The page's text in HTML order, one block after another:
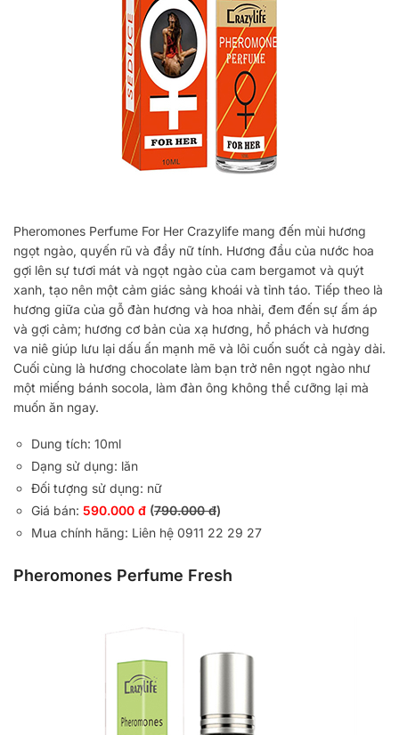
Pheromones Perfume For Her Crazylife mang đến mùi hương
ngọt ngào, quyến rũ và đầy nữ tính. Hương đầu của nước hoa
gợi lên sự tươi mát và ngọt ngào của cam bergamot và quýt
xanh, tạo nên một cảm giác sảng khoái và tỉnh táo. Tiếp theo là
hương giữa của gỗ đàn hương và hoa nhài, đem đến sự ấm áp
và gợi cảm; hương cơ bản của xạ hương, hổ phách và hương
va niê giúp lưu lại dấu ấn mạnh mẽ và lôi cuốn suốt cả ngày dài.
Cuối cùng là hương chocolate làm bạn trở nên ngọt ngào như
một miếng bánh socola, làm đàn ông không thể cưỡng lại mà
muốn ăn ngay.
Dung tích: 10ml
Dạng sử dụng: lăn
Đối tượng sử dụng: nữ
Giá bán: 590.000 đ (790.000 đ)
Mua chính hãng: Liên hệ 0911 22 29 27
Pheromones Perfume Fresh